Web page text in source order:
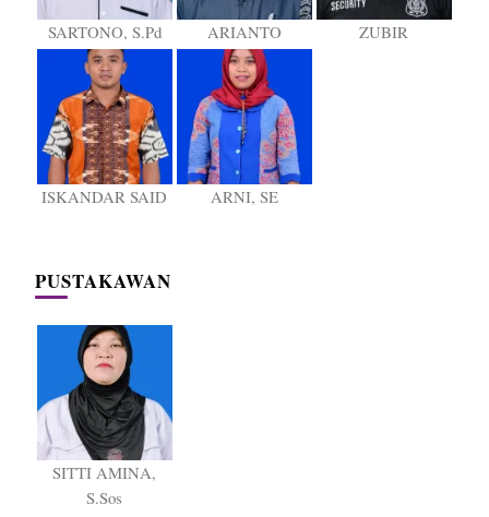
SARTONO, S.Pd ARIANTO ZUBIR
ISKANDAR SAID ARNI, SE
PUSTAKAWAN
SITTI AMINA,
S.Sos